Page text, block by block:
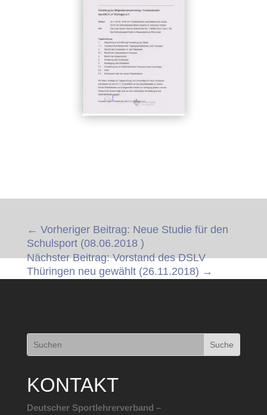
← Vorheriger Beitrag: Neue Studie für den
Schulsport (08.06.2018 )
Nächster Beitrag: Vorstand des DSLV
Thüringen neu gewählt (26.11.2018) →
KONTAKT
Deutscher Sportlehrerverband –